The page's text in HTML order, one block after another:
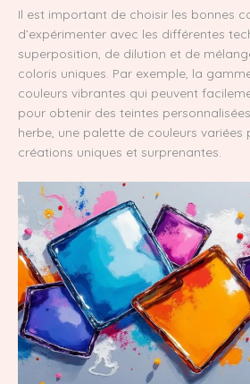
Il est important de choisir les bonnes
d’expérimenter avec les différentes
superposition, de dilution et de
coloris uniques. Par exemple, la
couleurs vibrantes qui peuvent
pour obtenir des teintes
herbe, une palette de couleurs variées
créations uniques et surprenantes.